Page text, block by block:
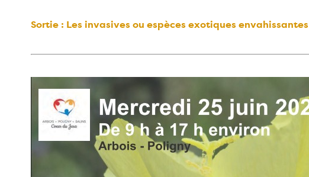
d'Ariane
Sortie : Les invasives ou espèces exotiques envahissantes